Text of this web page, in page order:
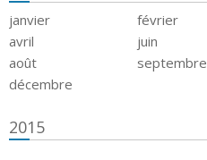
janvier février
avril
juin
août
septembre
décembre
2015